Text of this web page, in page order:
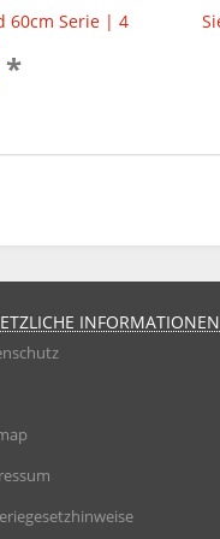
60cm Serie | 4
*
INFORMATIONEN